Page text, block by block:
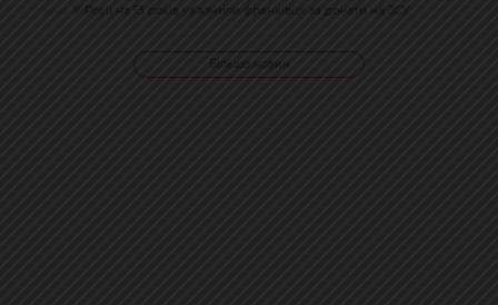
У Росії на 13 років ув’язнили франківця за донати на ЗСУ
Більше новин